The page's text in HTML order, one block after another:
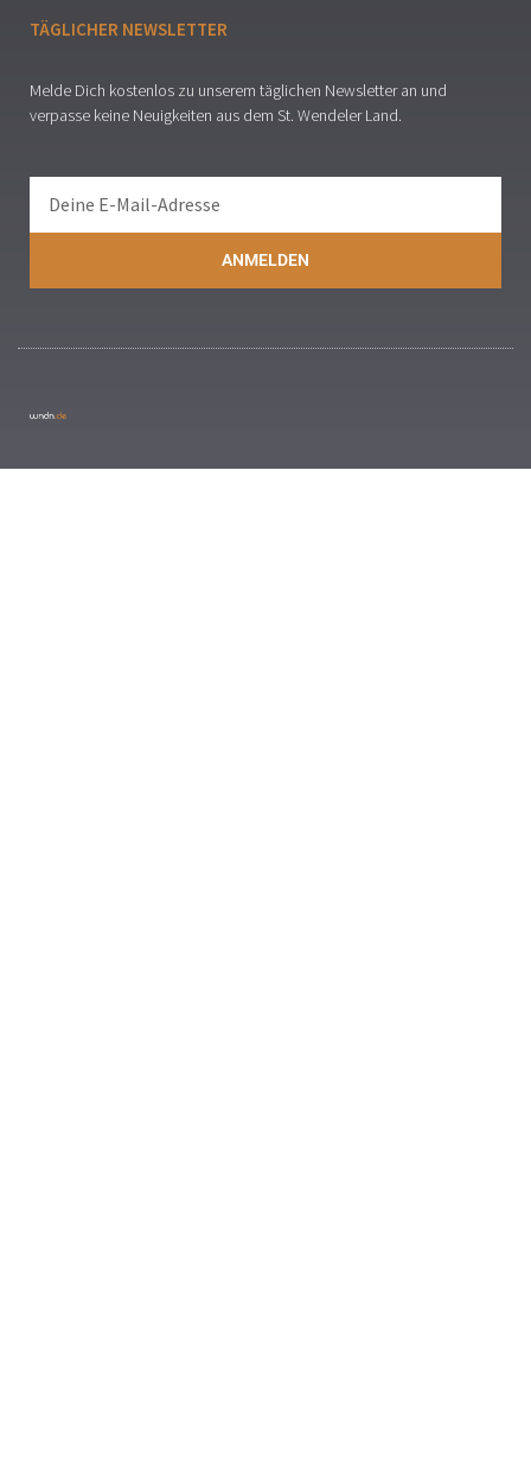
TÄGLICHER NEWSLETTER
Melde Dich kostenlos zu unserem täglichen Newsletter an und
verpasse keine Neuigkeiten aus dem St. Wendeler Land.
ANMELDEN